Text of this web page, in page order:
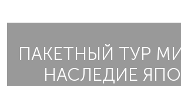
ПАКЕТНЫЙ ТУР
НАСЛЕДИЕ